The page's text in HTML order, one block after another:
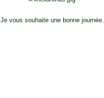
Je vous souhaite une bonne journée.